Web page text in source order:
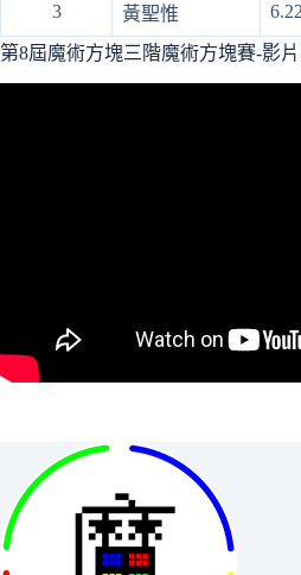
3 黃聖惟 6.22
第8屆魔術方塊三階魔術方塊賽-影